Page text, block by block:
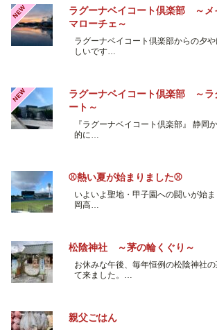
NEW
ラグーナベイコート倶楽部 ～
マローチェ～
ラグーナベイコート倶楽部からの夕
しいです…
NEW
ラグーナベイコート倶楽部 ～ラ
ート～
『ラグーナベイコート倶楽部』 静岡
的に…
⚾熱い夏が始まりました⚾
いよいよ聖地・甲子園への闘いが始
岡高…
松陰神社 ～茅の輪くぐり～
お休みな午後、毎年恒例の松陰神社
て来ました。…
親父ごはん